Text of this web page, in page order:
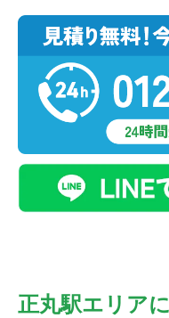
正丸駅エリア